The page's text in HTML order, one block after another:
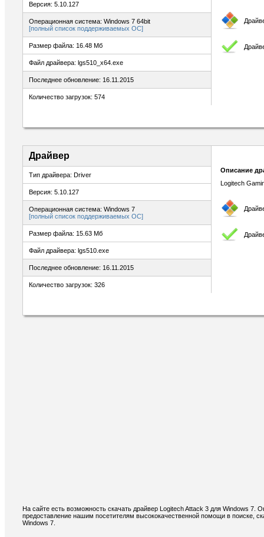
Версия: 5.10.127
Операционная система: Windows 7 64bit
[полный список поддерживаемых ОС]
Размер файла: 16.48 Мб
Файл драйвера: lgs510_x64.exe
Последнее обновление: 16.11.2015
Количество загрузок: 574
Драйвер
Тип драйвера: Driver
Версия: 5.10.127
Операционная система: Windows 7
[полный список поддерживаемых ОС]
Размер файла: 15.63 Мб
Файл драйвера: lgs510.exe
Последнее обновление: 16.11.2015
Количество загрузок: 326
Описание
Logitech
На сайте есть возможность скачать драйвер Logitech Attack 3 для Windows 7.
предоставление нашим посетителям высококачественной помощи в поиске,
Windows 7.